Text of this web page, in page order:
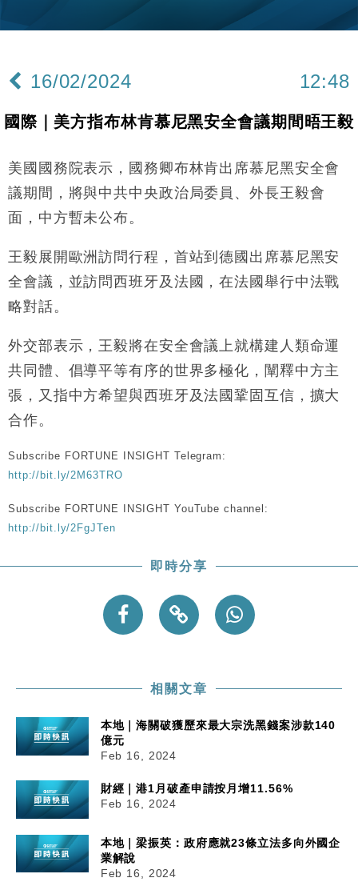
財經｜日本春季三度入市撐日圓 4月單日斥6.28萬億
15:59
財經｜SA售股自救後再出手 斥4億美元押注未上市公
11:30
財經｜精星香港夥菜鳥拓全球智慧倉儲市場 加快海外
14:50
地產｜大酒店中期轉賺2300萬元 斥21億翻新香港及
東京半島
16:47
本地｜假冒內地執法人員要求交「保證金」 43歲女子
損失近6900萬元
16:05
財經｜日經失守6.5萬點後回穩 全周仍升近2%
15:47
財經｜恒隆10月換帥 玩具「反」斗城亞洲CEO蔡德
13:44
財經｜內地7月美元計價出口增近24%勝預期 貿易順
12:44
11:12
國際｜特朗普料美伊戰事快結束 承認部分彈藥庫存緊
司
11:30
財經｜精星香港夥菜鳥拓全球智慧倉儲市場 加快海外
14:50
地產｜大酒店中期轉賺2300萬元 斥21億翻新香港及
16/02/2024 12:48
國際｜美方指布林肯慕尼黑安全會議期間晤王毅
美國國務院表示，國務卿布林肯出席慕尼黑安全會
議期間，將與中共中央政治局委員、外長王毅會
面，中方暫未公布。
王毅展開歐洲訪問行程，首站到德國出席慕尼黑安
全會議，並訪問西班牙及法國，在法國舉行中法戰
略對話。
外交部表示，王毅將在安全會議上就構建人類命運
共同體、倡導平等有序的世界多極化，闡釋中方主
張，又指中方希望與西班牙及法國鞏固互信，擴大
合作。
Subscribe FORTUNE INSIGHT Telegram:
http://bit.ly/2M63TRO
Subscribe FORTUNE INSIGHT YouTube channel:
http://bit.ly/2FgJTen
即時分享
相關文章
本地｜海關破獲歷來最大宗洗黑錢案涉款140
億元
Feb 16, 2024
財經｜港1月破產申請按月增11.56%
Feb 16, 2024
本地｜梁振英：政府應就23條立法多向外國企
業解說
Feb 16, 2024